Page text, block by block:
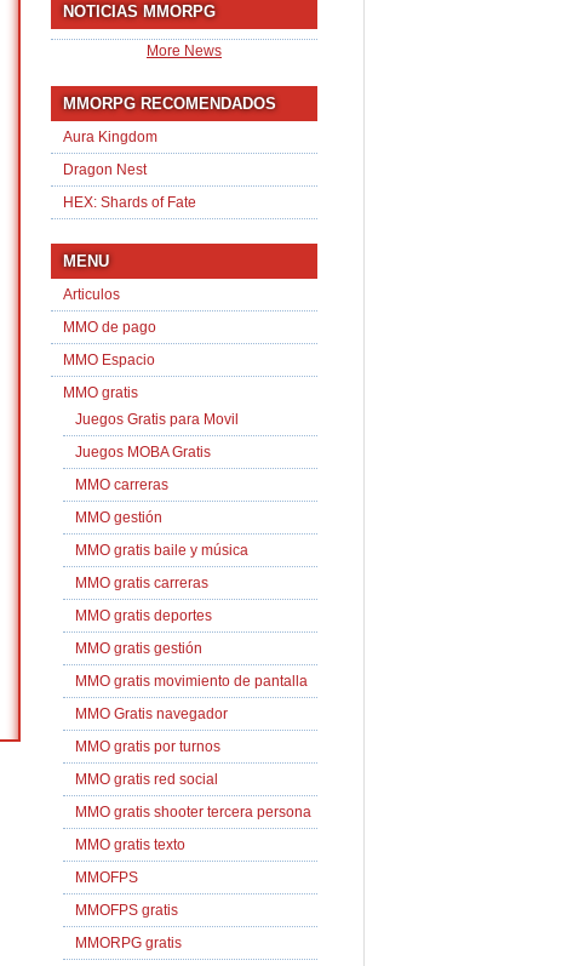
NOTICIAS MMORPG
More News
MMORPG RECOMENDADOS
Aura Kingdom
Dragon Nest
HEX: Shards of Fate
MENU
Articulos
MMO de pago
MMO Espacio
MMO gratis
Juegos Gratis para Movil
Juegos MOBA Gratis
MMO carreras
MMO gestión
MMO gratis baile y música
MMO gratis carreras
MMO gratis deportes
MMO gratis gestión
MMO gratis movimiento de pantalla
MMO Gratis navegador
MMO gratis por turnos
MMO gratis red social
MMO gratis shooter tercera persona
MMO gratis texto
MMOFPS
MMOFPS gratis
MMORPG gratis